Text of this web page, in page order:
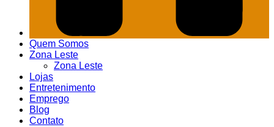
Quem Somos
Zona Leste
Zona Leste
Lojas
Entretenimento
Emprego
Blog
Contato